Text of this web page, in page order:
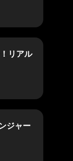
リアル
ジャー